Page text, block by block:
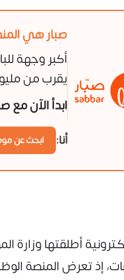
صبار هي
أكبر وجهة
يقرب من
ابدأ الآن مع
أنا: ابحث عن
أطلقتها وزارة
تعرض المنصة